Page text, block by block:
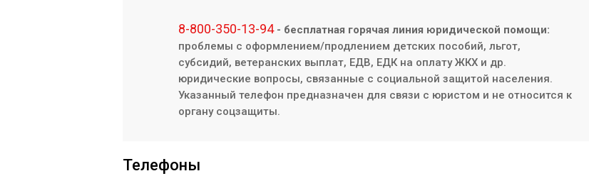
8-800-350-13-94- бесплатная горячая линия юридической помощи:
проблемы с оформлением/продлением детских пособий, льгот,
субсидий, ветеранских выплат, ЕДВ, ЕДК на оплату ЖКХ и др.
юридические вопросы, связанные с социальной защитой населения.
Указанный телефон предназначен для связи с юристом и не относится к
органу соцзащиты.
Телефоны